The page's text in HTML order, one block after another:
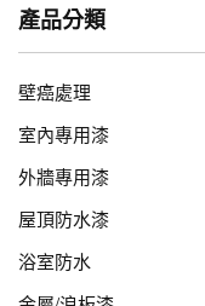
產品分類
壁癌處理
室內專用漆
外牆專用漆
屋頂防水漆
浴室防水